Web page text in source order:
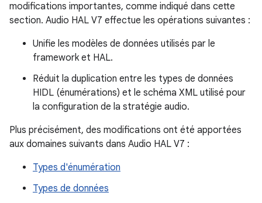
modifications importantes, comme indiqué dans cette
section. Audio HAL V7 effectue les opérations suivantes :
Unifie les modèles de données utilisés par le
framework et HAL.
Réduit la duplication entre les types de données
HIDL (énumérations) et le schéma XML utilisé pour
la configuration de la stratégie audio.
Plus précisément, des modifications ont été apportées
aux domaines suivants dans Audio HAL V7 :
Types d'énumération
Types de données